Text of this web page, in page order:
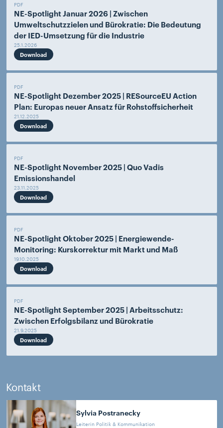
PDF
NE-Spotlight Januar 2026 | Zwischen
Umweltschutzzielen und Bürokratie: Die Bedeutung
der IED-Umsetzung für die Industrie
25.1.2026
Download
PDF
NE-Spotlight Dezember 2025 | RESourceEU Action
Plan: Europas neuer Ansatz für Rohstoffsicherheit
21.12.2025
Download
PDF
NE-Spotlight November 2025 | Quo Vadis
Emissionshandel
23.11.2025
Download
PDF
NE-Spotlight Oktober 2025 | Energiewende-
Monitoring: Kurskorrektur mit Markt und Maß
19.10.2025
Download
PDF
NE-Spotlight September 2025 | Arbeitsschutz:
Zwischen Erfolgsbilanz und Bürokratie
21.9.2025
Download
Kontakt
Sylvia Postranecky
Leiterin Politik & Kommunikation